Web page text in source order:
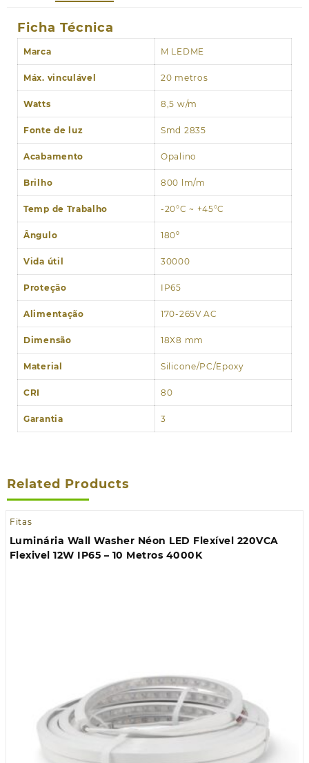
6000K
Ficha Técnica
Marca M LEDME
Máx. vinculável 20 metros
Watts 8,5 w/m
Fonte de luz Smd 2835
Acabamento Opalino
Brilho 800 lm/m
Temp de Trabalho -20°C ~ +45°C
Ângulo 180º
Vida útil 30000
Proteção IP65
Alimentação 170-265V AC
Dimensão 18X8 mm
Material Silicone/PC/Epoxy
CRI 80
Garantia 3
Related Products
Fitas
Luminária Wall Washer Néon LED Flexível 220VCA
Flexivel 12W IP65 – 10 Metros 4000K